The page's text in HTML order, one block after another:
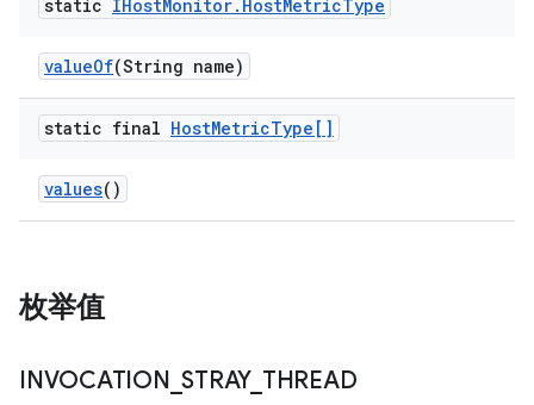
static IHostMonitor. HostMetricType
valueOf(String name)
static final HostMetricType[]
values()
枚举值
INVOCATION _STRAY_ THREAD